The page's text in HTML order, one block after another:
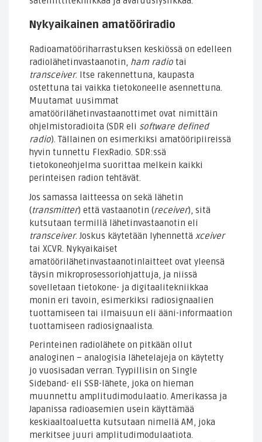
Nykyaikainen amatööriradio
Radioamatööriharrastuksen keskiössä on edelleen
radiolähetinvastaanotin, ham radio tai
transceiver. Itse rakennettuna, kaupasta
ostettuna tai vaikka tietokoneelle asennettuna.
Muutamat uusimmat
amatöörilähetinvastaanottimet ovat nimittäin
ohjelmistoradioita (SDR eli software defined
radio). Tällainen on esimerkiksi amatööripiireissä
hyvin tunnettu FlexRadio. SDR:ssä
tietokoneohjelma suorittaa melkein kaikki
perinteisen radion tehtävät.
Jos samassa laitteessa on sekä lähetin
(transmitter) että vastaanotin (receiver), sitä
kutsutaan termillä lähetinvastaanotin eli
transceiver. Joskus käytetään lyhennettä xceiver
tai XCVR. Nykyaikaiset
amatöörilähetinvastaanotinlaitteet ovat yleensä
täysin mikroprosessoriohjattuja, ja niissä
sovelletaan tietokone- ja digitaalitekniikkaa
monin eri tavoin, esimerkiksi radiosignaalien
tuottamiseen tai ilmaisuun eli ääni-informaation
tuottamiseen radiosignaalista.
Perinteinen radiolähete on pitkään ollut
analoginen – analogisia lähetelajeja on käytetty
jo vuosisadan verran. Tyypillisin on Single
Sideband- eli SSB-lähete, joka on hieman
muunnettu amplitudimodulaatio. Amerikassa ja
Japanissa radioasemien usein käyttämää
keskiaaltoaluetta kutsutaan nimellä AM, joka
merkitsee juuri amplitudimodulaatiota.